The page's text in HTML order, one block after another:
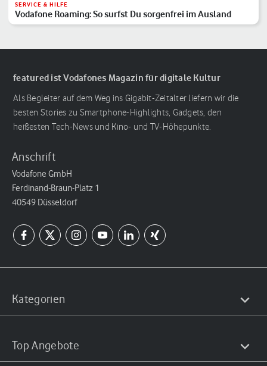
SERVICE & HILFE
Vodafone Roaming: So surfst Du sorgenfrei im Ausland
featured ist Vodafones Magazin für digitale Kultur
Als Begleiter auf dem Weg ins Gigabit-Zeitalter liefern wir die
besten Stories zu Smartphone-Highlights, Gadgets, den
heißesten Tech-News und Kino- und TV-Höhepunkte.
Anschrift
Vodafone GmbH
Ferdinand-Braun-Platz 1
40549 Düsseldorf
Kategorien
Top Angebote